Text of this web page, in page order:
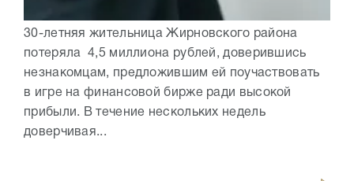
30-летняя жительница Жирновского района
потеряла 4,5 миллиона рублей, доверившись
незнакомцам, предложившим ей поучаствовать
в игре на финансовой бирже ради высокой
прибыли. В течение нескольких недель
доверчивая...